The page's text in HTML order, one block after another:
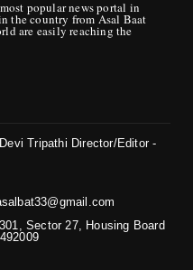
popular news portal in
the country from Asal Baat
are easily reaching the
Tripathi Director/Editor -
Sector 27, Housing Board